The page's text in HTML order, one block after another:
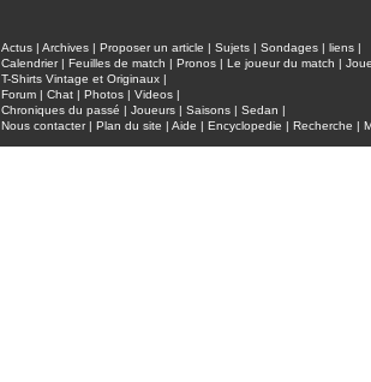
Actus | Archives | Proposer un article | Sujets | Sondages | liens |
Calendrier| Feuilles de match | Pronos | Le joueur du match |
T-Shirts Vintage et Originaux |
Forum | Chat | Photos | Videos |
Chroniques du passé | Joueurs | Saisons | Sedan |
Nous contacter| Plan du site | Aide | Encyclopedie | Recherche |